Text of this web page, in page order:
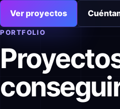
Ver proyectos
PORTFOLIO